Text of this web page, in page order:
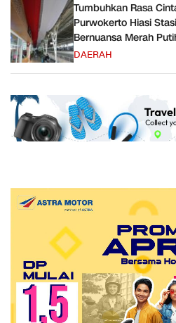
Tumbuhkan Rasa
Purwokerto Hiasi
Bernuansa Merah
DAERAH